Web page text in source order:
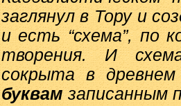
заглянул в Тору и
и есть “схема”, по
творения. И
сокрыта в
буквамзаписанным